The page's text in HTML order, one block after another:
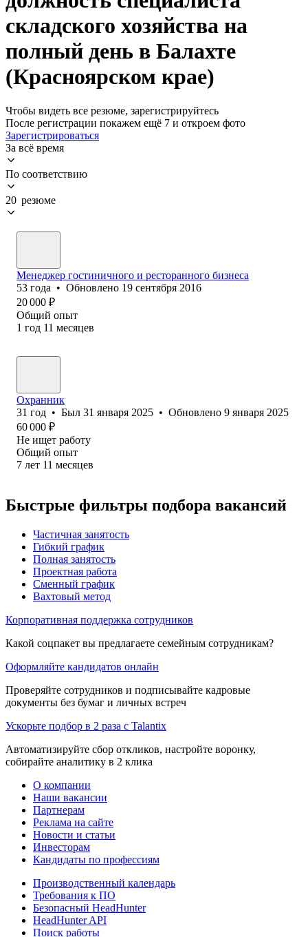
складского хозяйства на
полный день в Балахте
(Красноярском крае)
Чтобы видеть все резюме, зарегистрируйтесь
После регистрации покажем ещё 7 и откроем фото
Зарегистрироваться
За всё время
По соответствию
20 резюме
Менеджер гостиничного и ресторанного бизнеса
53 года • Обновлено 19 сентября 2016
20 000 ₽
Общий опыт
1 год 11 месяцев
Охранник
31 год • Был 31 января 2025 • Обновлено 9 января 2025
60 000 ₽
Не ищет работу
Общий опыт
7 лет 11 месяцев
Быстрые фильтры подбора вакансий
Частичная занятость
Гибкий график
Полная занятость
Проектная работа
Сменный график
Вахтовый метод
Корпоративная поддержка сотрудников
Какой соцпакет вы предлагаете семейным сотрудникам?
Оформляйте кандидатов онлайн
Проверяйте сотрудников и подписывайте кадровые
документы без бумаг и личных встреч
Ускорьте подбор в 2 раза с Talantix
Автоматизируйте сбор откликов, настройте воронку,
собирайте аналитику в 2 клика
О компании
Наши вакансии
Партнерам
Реклама на сайте
Новости и статьи
Инвесторам
Кандидаты по профессиям
Производственный календарь
Требования к ПО
Безопасный HeadHunter
HeadHunter API
Поиск работы